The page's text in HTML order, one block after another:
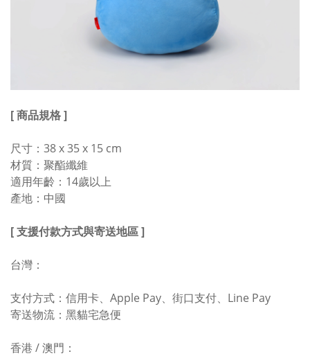
[ 商品規格 ]
尺寸：38 x 35 x 15 cm
材質：聚酯纖維
適用年齡：14歲以上
產地：中國
[ 支援付款方式與寄送地區 ]
台灣：
支付方式：信用卡、Apple Pay、街口支付、Line Pay
寄送物流：黑貓宅急便
香港 / 澳門：